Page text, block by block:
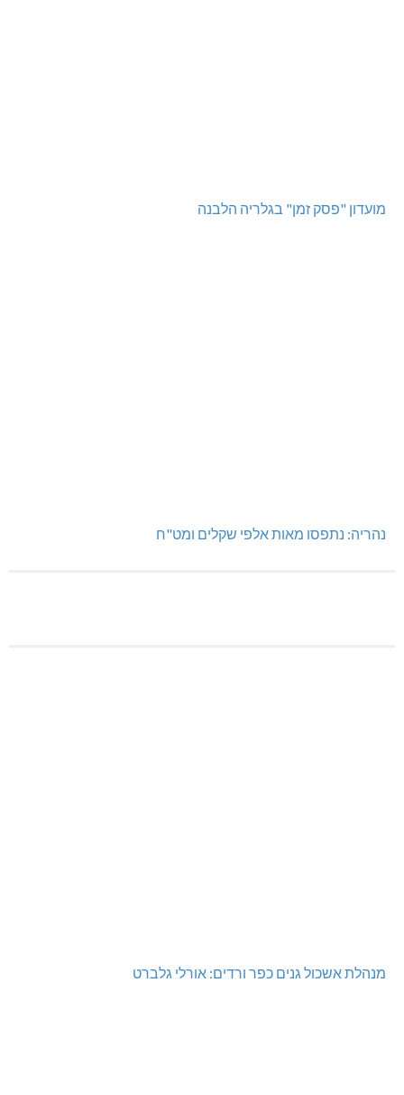
מועדון "פסק זמן" בגלריה הלבנה
נהריה: נתפסו מאות אלפי שקלים ומט"ח
מנהלת אשכול גנים כפר ורדים: אורלי גלברט